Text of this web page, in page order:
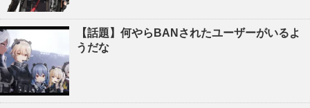
【話題】何やらBANされたユーザーがいるよ
うだな